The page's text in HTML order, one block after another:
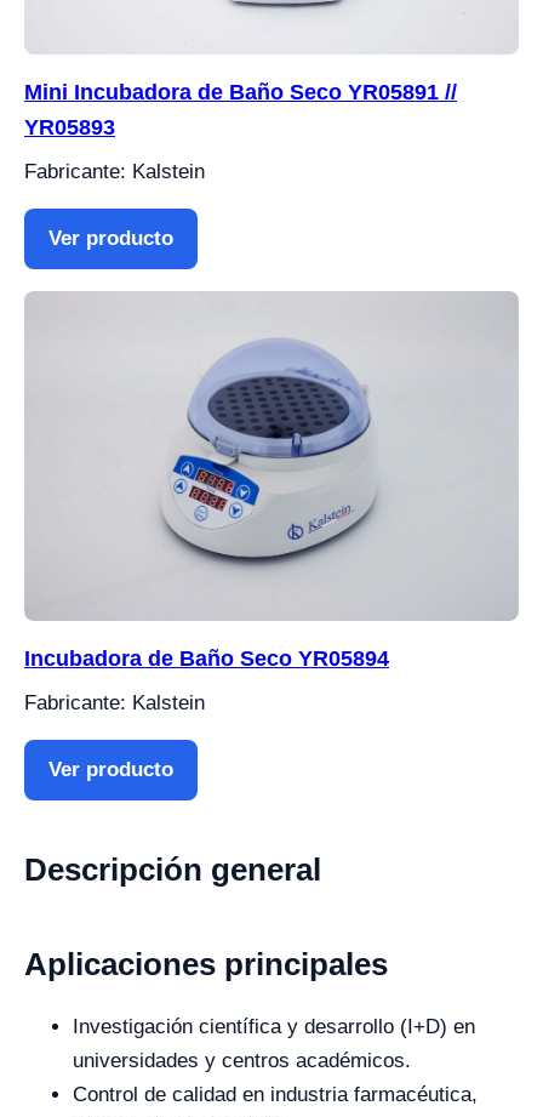
Mini Incubadora de Baño Seco YR05891 //
YR05893
Fabricante: Kalstein
Ver producto
Incubadora de Baño Seco YR05894
Fabricante: Kalstein
Ver producto
Descripción general
Aplicaciones principales
Investigación científica y desarrollo (I+D) en
universidades y centros académicos.
Control de calidad en industria farmacéutica,